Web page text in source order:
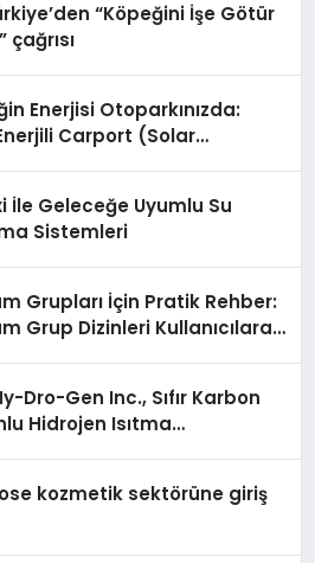
“Köpeğini İşe Götür
çağrısı
Enerjisi Otoparkınızda:
Carport (Solar
İle Geleceğe Uyumlu Su
Sistemleri
Grupları İçin Pratik Rehber:
Grup Dizinleri Kullanıcılara
Dro-Gen Inc., Sıfır Karbon
Hidrojen Isıtma
kozmetik sektörüne giriş